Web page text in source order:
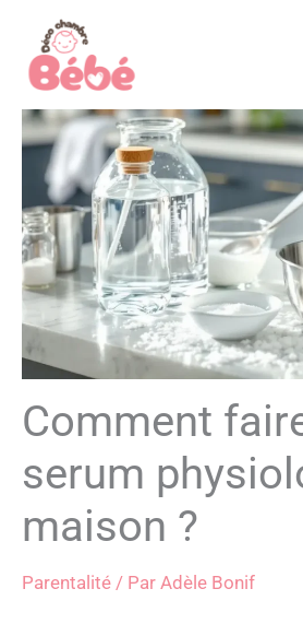
contenu
Comment
serum
maison ?
Parentalité / Par Adèle Bonif